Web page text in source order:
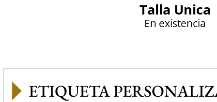
Talla Unica
En existencia
ETIQUETA